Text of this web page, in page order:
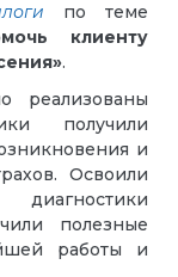
по теме
клиенту
.
реализованы
получили
и
Освоили
полезные
работы и